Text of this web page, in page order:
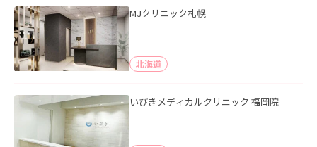
MJクリニック札幌
北海道
いびきメディカルクリニック 福岡院